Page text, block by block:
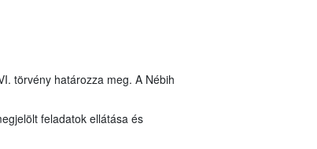
törvény határozza meg. A Nébih
feladatok ellátása és